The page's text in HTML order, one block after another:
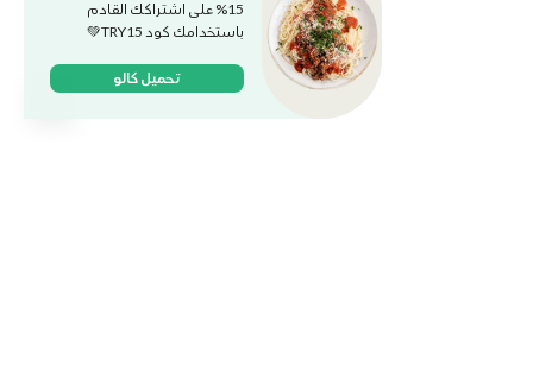
15% على اشتراكك القادم
باستخدامك كود TRY15💚
تحميل كالو